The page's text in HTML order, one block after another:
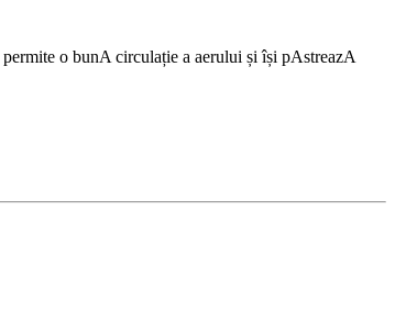
o bunA circulație a aerului și își pAstreazA